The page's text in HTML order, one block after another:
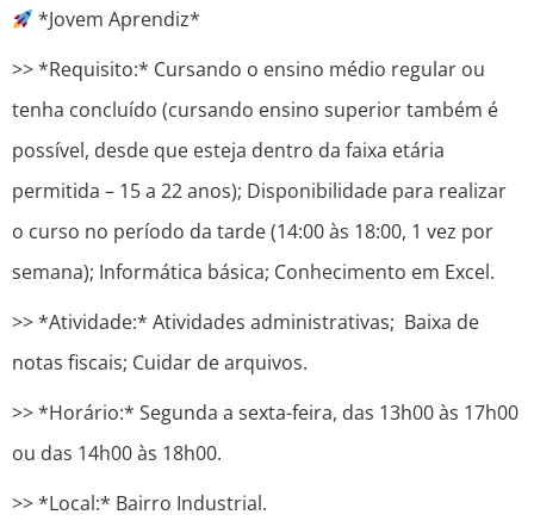
*Jovem Aprendiz*
>> *Requisito:* Cursando o ensino médio regular ou
tenha concluído (cursando ensino superior também é
possível, desde que esteja dentro da faixa etária
permitida – 15 a 22 anos); Disponibilidade para realizar
o curso no período da tarde (14:00 às 18:00, 1 vez por
semana); Informática básica; Conhecimento em Excel.
>> *Atividade:* Atividades administrativas; Baixa de
notas fiscais; Cuidar de arquivos.
>> *Horário:* Segunda a sexta-feira, das 13h00 às 17h00
ou das 14h00 às 18h00.
>> *Local:* Bairro Industrial.